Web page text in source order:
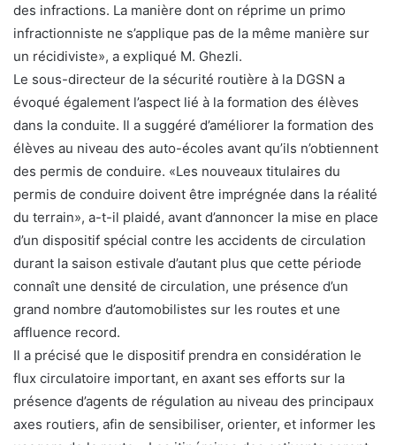
des infractions. La manière dont on réprime un primo
infractionniste ne s’applique pas de la même manière sur
un récidiviste», a expliqué M. Ghezli.
Le sous-directeur de la sécurité routière à la DGSN a
évoqué également l’aspect lié à la formation des élèves
dans la conduite. Il a suggéré d’améliorer la formation des
élèves au niveau des auto-écoles avant qu’ils n’obtiennent
des permis de conduire. «Les nouveaux titulaires du
permis de conduire doivent être imprégnée dans la réalité
du terrain», a-t-il plaidé, avant d’annoncer la mise en place
d’un dispositif spécial contre les accidents de circulation
durant la saison estivale d’autant plus que cette période
connaît une densité de circulation, une présence d’un
grand nombre d’automobilistes sur les routes et une
affluence record.
Il a précisé que le dispositif prendra en considération le
flux circulatoire important, en axant ses efforts sur la
présence d’agents de régulation au niveau des principaux
axes routiers, afin de sensibiliser, orienter, et informer les